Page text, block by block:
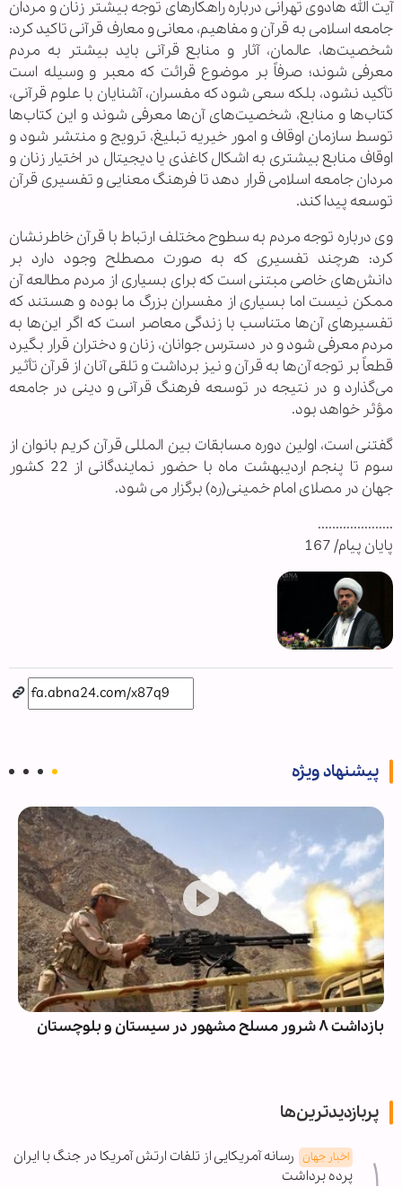
آیت الله هادوی تهرانی درباره راهکارهای توجه بیشتر زنان و مردان
جامعه اسلامی به قرآن و مفاهیم، معانی و معارف قرآنی تاکید کرد:
شخصیت‌ها، عالمان، آثار و منابع قرآنی باید بیشتر به مردم
معرفی شوند؛ صرفاً بر موضوع قرائت که معبر و وسیله است
تأکید نشود، بلکه سعی شود که مفسران، آشنایان با علوم قرآنی،
کتاب‌ها و منابع، شخصیت‌های آن‌ها معرفی شوند و این کتاب‌ها
توسط سازمان اوقاف و امور خیریه تبلیغ، ترویج و منتشر شود و
اوقاف منابع بیشتری به اشکال کاغذی یا دیجیتال در اختیار زنان و
مردان جامعه اسلامی قرار دهد تا فرهنگ معنایی و تفسیری قرآن
توسعه پیدا کند.
وی درباره توجه مردم به سطوح مختلف ارتباط با قرآن خاطرنشان
کرد: هرچند تفسیری که به صورت مصطلح وجود دارد بر
دانش‌های خاصی مبتنی است که برای بسیاری از مردم مطالعه آن
ممکن نیست اما بسیاری از مفسران بزرگ ما بوده و هستند که
تفسیر‌های آن‌ها متناسب با زندگی معاصر است که اگر این‌ها به
مردم معرفی شود و در دسترس جوانان، زنان و دختران قرار بگیرد
قطعاً بر توجه آن‌ها به قرآن و نیز برداشت و تلقی آنان از قرآن تأثیر
می‌گذارد و در نتیجه در توسعه فرهنگ قرآنی و دینی در جامعه
مؤثر خواهد بود.
گفتنی است، اولین دوره مسابقات بین المللی قرآن کریم بانوان از
سوم تا پنجم اردیبهشت ماه با حضور نمایندگانی از 22 کشور
جهان در مصلای امام خمینی(ره) برگزار می شود.
.....................
پایان پیام/ 167
پیشنهاد ویژه
بازداشت ۸ شرور مسلح مشهور در سیستان و بلوچستان
پربازدیدترین‌ها
اخبار جهان رسانه آمریکایی از تلفات ارتش آمریکا در جنگ با ایران
پرده برداشت